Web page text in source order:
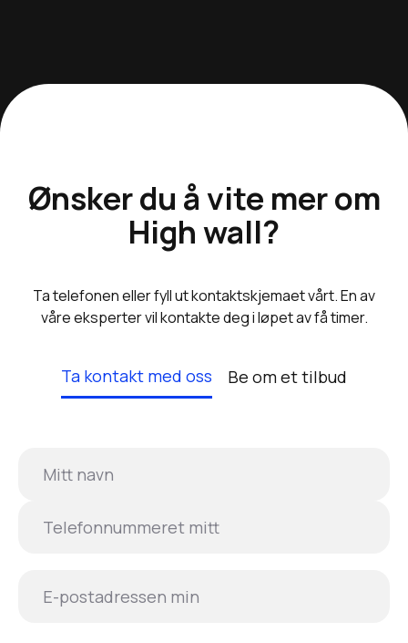
Ønsker du å vite mer om
High wall?
Ta telefonen eller fyll ut kontaktskjemaet vårt. En av
våre eksperter vil kontakte deg i løpet av få timer.
Ta kontakt med oss Be om et tilbud